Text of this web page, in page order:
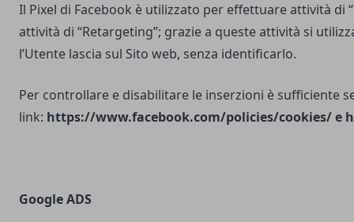
Il Pixel di Facebook è utilizzato per effettuare attività di
attività di “Retargeting”; grazie a queste attività si
l’Utente lascia sul Sito web, senza identificarlo.
Per controllare e disabilitare le inserzioni è sufficiente
link: https://www.facebook.com/policies/cookies/e
Google ADS